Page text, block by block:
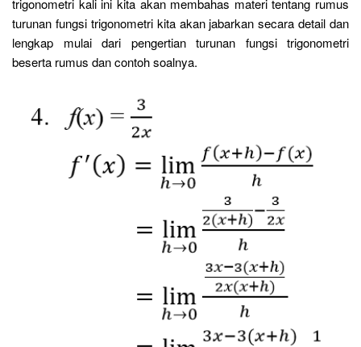
trigonometri kali ini kita akan membahas materi tentang rumus
turunan fungsi trigonometri kita akan jabarkan secara detail dan
lengkap mulai dari pengertian turunan fungsi trigonometri
beserta rumus dan contoh soalnya.